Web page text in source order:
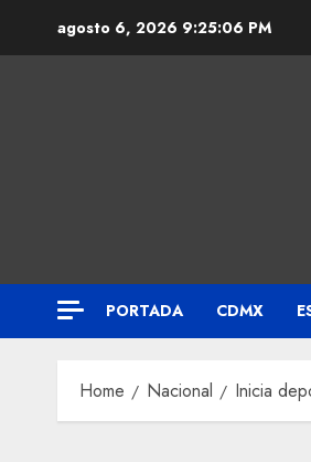
agosto 6, 2026 9:25:07 PM
PORTADA CDMX
Home Nacional Inicia